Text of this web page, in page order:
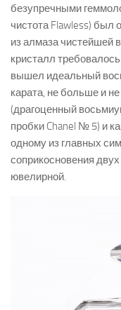
безупречными
чистота Flawless) был
из алмаза чистейшей
кристалл
вышел идеальный
карата, не больше и
(драгоценный
пробки Chanel № 5) и
одному из главных
соприкосновения
ювелирной.